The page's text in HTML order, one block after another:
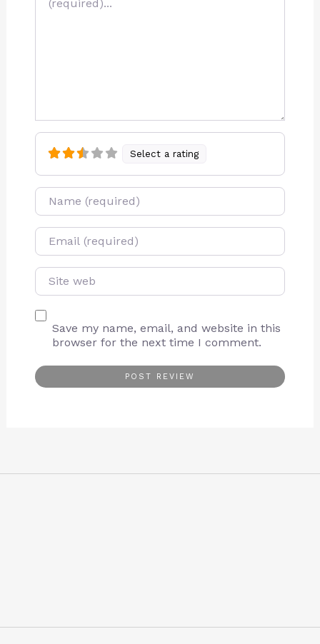
Select a rating
Name
E-mail
Site web
Save my name, email, and website in this
browser for the next time I comment.